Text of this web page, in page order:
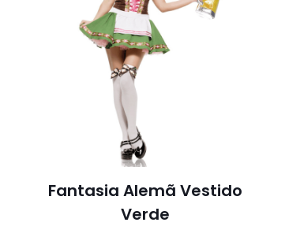
Fantasia Alemã Vestido
Verde